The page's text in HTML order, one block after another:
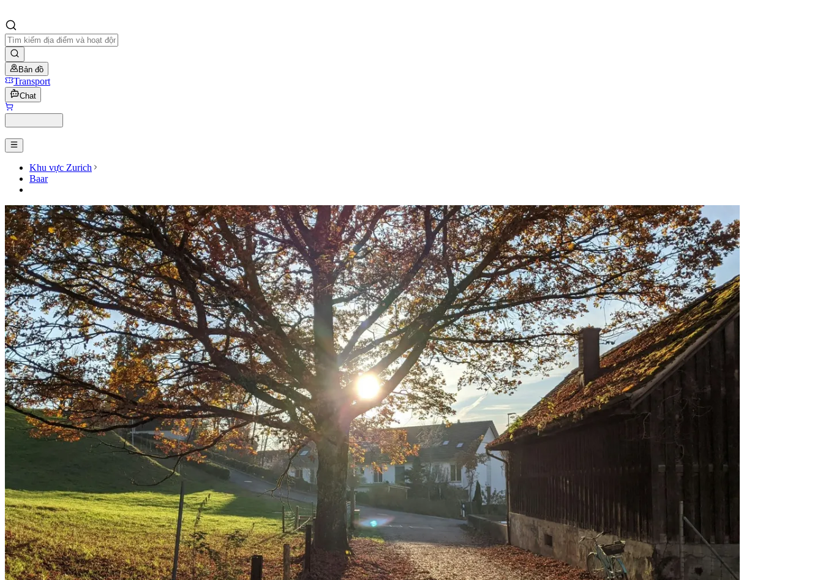
Bản đồ
Transport
Chat
Khu vực Zurich
Baar